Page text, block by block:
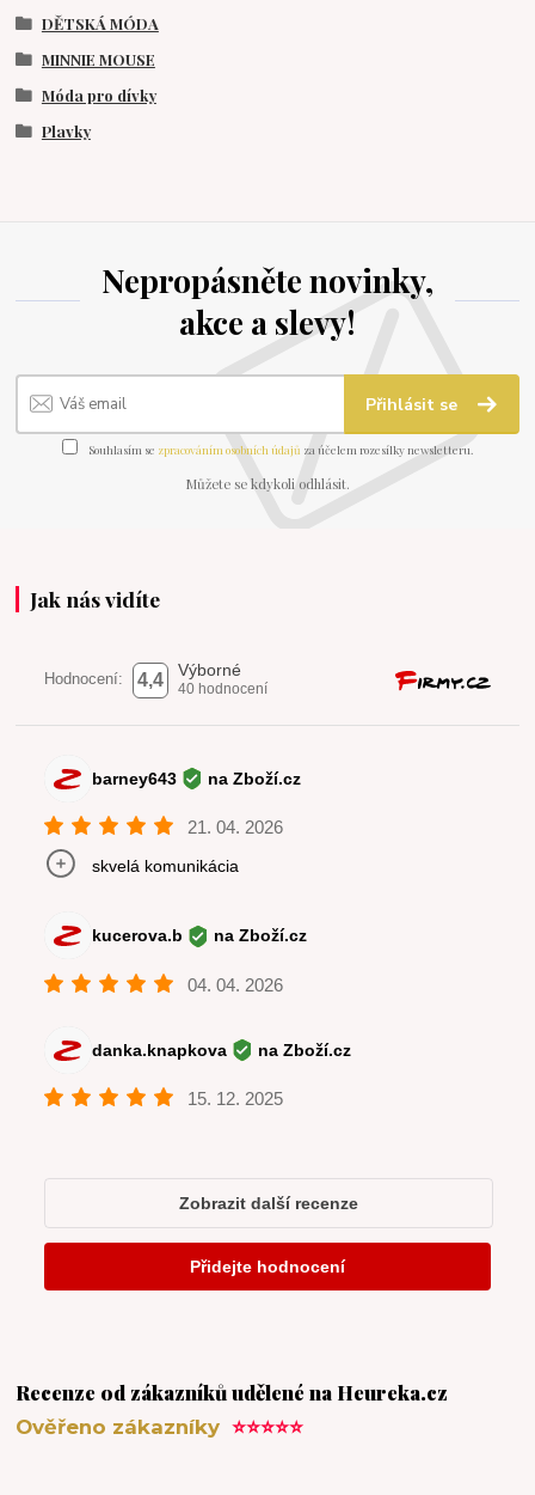
DĚTSKÁ MÓDA
MINNIE MOUSE
Móda pro dívky
Plavky
Nepropásněte novinky,
akce a slevy!
Přihlásit se
Souhlasím se zpracováním osobních údajů za účelem rozesílky newsletteru.
Můžete se kdykoli odhlásit.
Jak nás vidíte
Recenze od zákazníků udělené na Heureka.cz
Ověřeno zákazníky⭐⭐⭐⭐⭐